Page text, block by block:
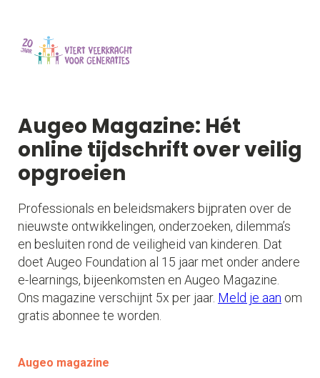
Augeo Magazine: Hét
online tijdschrift over veilig
opgroeien
Professionals en beleidsmakers bijpraten over de
nieuwste ontwikkelingen, onderzoeken, dilemma’s
en besluiten rond de veiligheid van kinderen. Dat
doet Augeo Foundation al 15 jaar met onder andere
e-learnings, bijeenkomsten en Augeo Magazine.
Ons magazine verschijnt 5x per jaar. Meld je aan om
gratis abonnee te worden.
Augeo magazine